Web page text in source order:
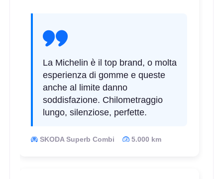
La Michelin è il top brand, o molta
esperienza di gomme e queste
anche al limite danno
soddisfazione. Chilometraggio
lungo, silenziose, perfette.
SKODA Superb Combi 5.000 km